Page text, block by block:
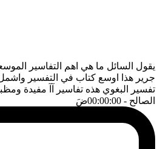
يقول السائل ما هي اهم التفاسير
جرير هذا اوسع كتاب في التفسير واشمل
تفسير البغوي هذه تفاسير آآ مفيدة
الصالح - 00:00:00 ضَ